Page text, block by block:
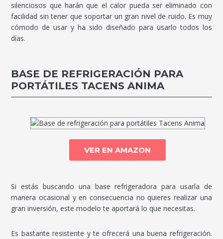
silenciosos que harán que el calor pueda ser eliminado con
facilidad sin tener que soportar un gran nivel de ruido. Es muy
cómodo de usar y ha sido diseñado para usarlo todos los
días.
BASE DE REFRIGERACIÓN PARA
PORTÁTILES TACENS ANIMA
VER EN AMAZON
Si estás buscando una base refrigeradora para usarla de
manera ocasional y en consecuencia no quieres realizar una
gran inversión, este modelo te aportará lo que necesitas.
Es bastante resistente y te ofrecerá una buena refrigeración.